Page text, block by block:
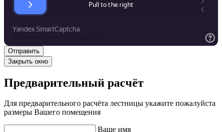
Закрыть окно
Предварительный расчёт
Для предварительного расчёта лестницы укажите пожалуйста
размеры Вашего помещения
Ваше имя